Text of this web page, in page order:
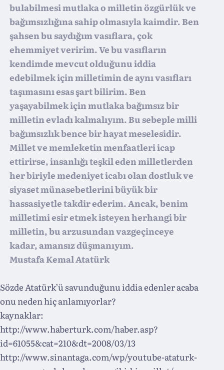
bulabilmesi mutlaka o milletin özgürlük ve
bağımsızlığına sahip olmasıyla kaimdir. Ben
şahsen bu saydığım vasıflara, çok
ehemmiyet veririm. Ve bu vasıfların
kendimde mevcut olduğunu iddia
edebilmek için milletimin de aynı vasıfları
taşımasını esas şart bilirim. Ben
yaşayabilmek için mutlaka bağımsız bir
milletin evladı kalmalıyım. Bu sebeple milli
bağımsızlık bence bir hayat meselesidir.
Millet ve memleketin menfaatleri icap
ettirirse, insanlığı teşkil eden milletlerden
her biriyle medeniyet icabı olan dostluk ve
siyaset münasebetlerini büyük bir
hassasiyetle takdir ederim. Ancak, benim
milletimi esir etmek isteyen herhangi bir
milletin, bu arzusundan vazgeçinceye
kadar, amansız düşmanıyım.
Mustafa Kemal Atatürk
Sözde Atatürk’ü savunduğunu iddia edenler acaba
onu neden hiç anlamıyorlar?
kaynaklar:
http://www.haberturk.com/haber.asp?
id=61055&cat=210&dt=2008/03/13
http://www.sinantaga.com/wp/youtube-ataturk-